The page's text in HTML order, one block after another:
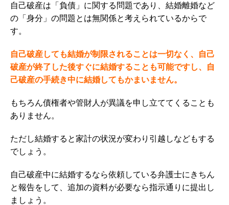
自己破産は「負債」に関する問題であり、結婚離婚など
の「身分」の問題とは無関係と考えられているからで
す。
自己破産しても結婚が制限されることは一切なく、自己
破産が終了した後すぐに結婚することも可能ですし、自
己破産の手続き中に結婚してもかまいません。
もちろん債権者や管財人が異議を申し立ててくることも
ありません。
ただし結婚すると家計の状況が変わり引越しなどもする
でしょう。
自己破産中に結婚するなら依頼している弁護士にきちん
と報告をして、追加の資料が必要なら指示通りに提出し
ましょう。